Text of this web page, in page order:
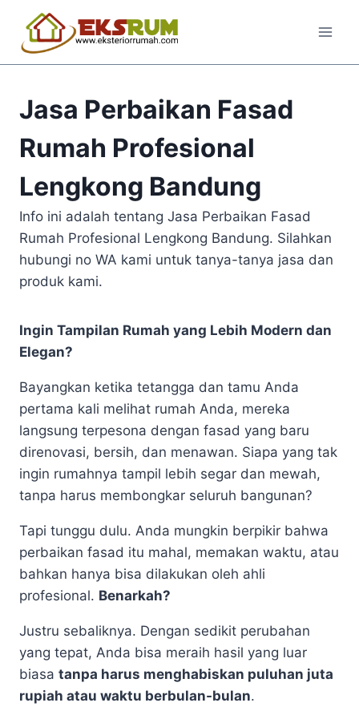
Jasa Perbaikan Fasad
Rumah Profesional
Lengkong Bandung
Info ini adalah tentang Jasa Perbaikan Fasad
Rumah Profesional Lengkong Bandung. Silahkan
hubungi no WA kami untuk tanya-tanya jasa dan
produk kami.
Ingin Tampilan Rumah yang Lebih Modern dan
Elegan?
Bayangkan ketika tetangga dan tamu Anda
pertama kali melihat rumah Anda, mereka
langsung terpesona dengan fasad yang baru
direnovasi, bersih, dan menawan. Siapa yang tak
ingin rumahnya tampil lebih segar dan mewah,
tanpa harus membongkar seluruh bangunan?
Tapi tunggu dulu. Anda mungkin berpikir bahwa
perbaikan fasad itu mahal, memakan waktu, atau
bahkan hanya bisa dilakukan oleh ahli
profesional. Benarkah?
Justru sebaliknya. Dengan sedikit perubahan
yang tepat, Anda bisa meraih hasil yang luar
biasa tanpa harus menghabiskan puluhan juta
rupiah atau waktu berbulan-bulan.